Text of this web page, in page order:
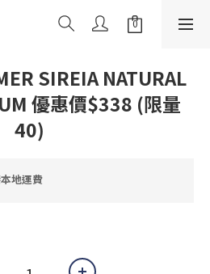
SIREIA NATURAL
優惠價$338 (限量
40)
地運費